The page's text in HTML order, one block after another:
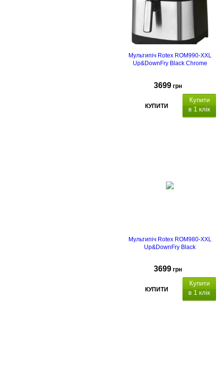
Особливості: 3D
нагрівання, конвекція
Мультипіч Rotex ROM990-XXL
Up&DownFry Black Chrome
3699 грн
КУПИТИ
Купити
в 1 клік
Мультипіч Rotex ROM980-XXL
Up&DownFry Black
3699 грн
КУПИТИ
Купити
в 1 клік